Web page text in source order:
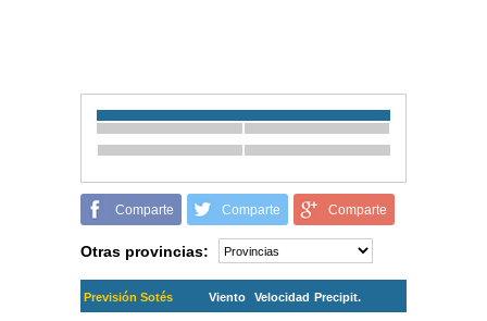
Comparte Comparte Comparte
Otras provincias:
Previsión Sotés Viento Velocidad Precipit.